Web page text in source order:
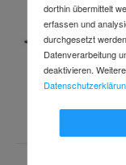
dorthin übermittelt
erfassen und
durchgesetzt
Datenverarbeitung
deaktivieren.